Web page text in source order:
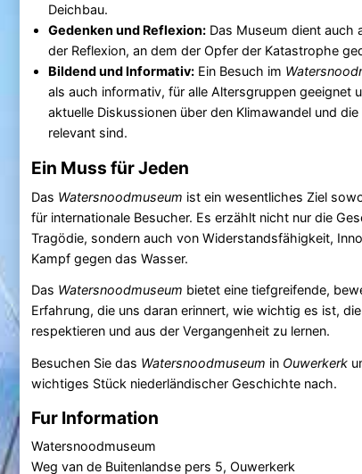
Deichbau.
Gedenken und Reflexion:Das Museum dient auch
der Reflexion, an dem der Opfer der Katastrophe
Bildend und Informativ:Ein Besuch im
als auch informativ, für alle Altersgruppen geeignet
aktuelle Diskussionen über den Klimawandel und
relevant sind.
Ein Muss für Jeden
Das Watersnoodmuseum ist ein wesentliches Ziel
für internationale Besucher. Es erzählt nicht nur die
Tragödie, sondern auch von Widerstandsfähigkeit,
Kampf gegen das Wasser.
Das Watersnoodmuseum bietet eine tiefgreifende,
Erfahrung, die uns daran erinnert, wie wichtig es ist,
respektieren und aus der Vergangenheit zu lernen.
Besuchen Sie das Watersnoodmuseum in Ouwerkerk
wichtiges Stück niederländischer Geschichte nach.
Fur Information
Watersnoodmuseum
Weg van de Buitenlandse pers 5, Ouwerkerk